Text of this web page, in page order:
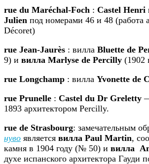
rue du Maréchal-Foch : Castel Henri
Julien под номерами 46 и 48 (работа
Décoret)
rue Jean-Jaurès : вилла Bluette de
9) и вилла Marlyse de Percilly (1902
rue Longchamp : вилла Yvonette de
rue Prunelle : Castel du Dr Greletty
1893 архитектором Percilly.
rue de Strasbourg: замечательным
нуво является вилла Paul Martin,
камня в 1904 году (№ 50) и вилла
духе испанского архитектора Гауди